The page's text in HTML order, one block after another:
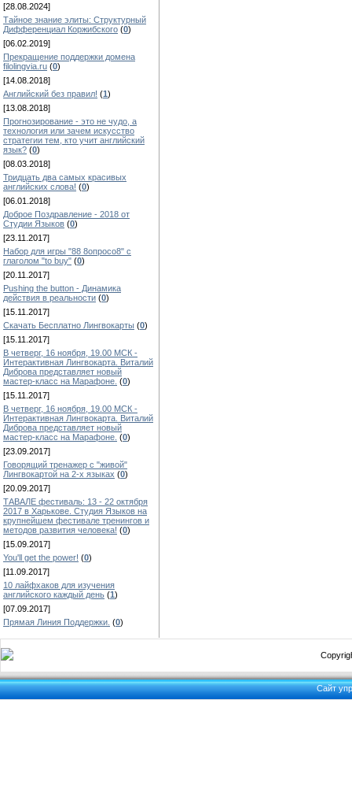
[28.08.2024]
Тайное знание элиты: Структурный
Дифференциал Коржибского (0)
[06.02.2019]
Прекращение поддержки домена
filolingvia.ru (0)
[14.08.2018]
Английский без правил! (1)
[13.08.2018]
Прогнозирование - это не чудо, а
технология или зачем искусство
стратегии тем, кто учит английский
язык? (0)
[08.03.2018]
Тридцать два самых красивых
английских слова! (0)
[06.01.2018]
Доброе Поздравление - 2018 от
Студии Языков (0)
[23.11.2017]
Набор для игры "88 8опросо8" с
глаголом "to buy" (0)
[20.11.2017]
Pushing the button - Динамика
действия в реальности (0)
[15.11.2017]
Скачать Бесплатно Лингвокарты (0)
[15.11.2017]
В четверг, 16 ноября, 19.00 МСК -
Интерактивная Лингвокарта. Виталий
Диброва представляет новый
мастер-класс на Марафоне. (0)
[15.11.2017]
В четверг, 16 ноября, 19.00 МСК -
Интерактивная Лингвокарта. Виталий
Диброва представляет новый
мастер-класс на Марафоне. (0)
[23.09.2017]
Говорящий тренажер с "живой"
Лингвокартой на 2-х языках (0)
[20.09.2017]
ТАВАЛЕ фестиваль: 13 - 22 октября
2017 в Харькове. Студия Языков на
крупнейшем фестивале тренингов и
методов развития человека! (0)
[15.09.2017]
You'll get the power! (0)
[11.09.2017]
10 лайфхаков для изучения
английского каждый день (1)
[07.09.2017]
Прямая Линия Поддержки. (0)
Сайт